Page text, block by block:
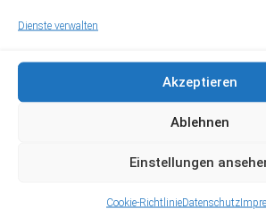
Dienste verwalten
Akzeptieren
Ablehnen
Einstellungen
Cookie-RichtlinieDatenschutz